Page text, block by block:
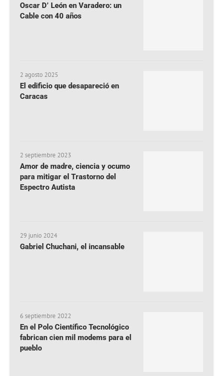
Oscar D’ León en Varadero: un
Cable con 40 años
2 agosto 2025
El edificio que desapareció en
Caracas
2 septiembre 2023
Amor de madre, ciencia y ocumo
para mitigar el Trastorno del
Espectro Autista
29 junio 2024
Gabriel Chuchani, el incansable
6 septiembre 2022
En el Polo Científico Tecnológico
fabrican cien mil modems para el
pueblo